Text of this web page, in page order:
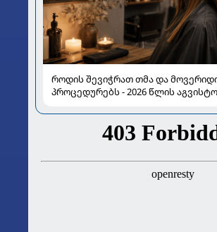
როდის შევიჭრათ თმა და
პროცედურებს - 2026 წლის